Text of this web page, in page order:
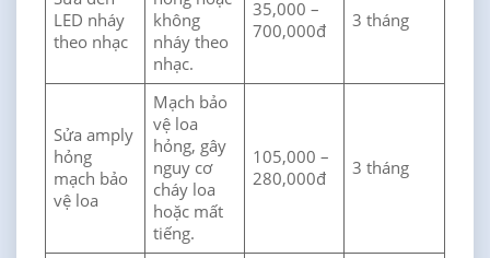
LED nháy
theo nhạc
không
nháy theo
nhạc.
35,000 –
700,000đ
3 tháng
Sửa amply
hỏng
mạch bảo
vệ loa
Mạch bảo
vệ loa
hỏng, gây
nguy cơ
cháy loa
hoặc mất
tiếng.
105,000 –
280,000đ
3 tháng